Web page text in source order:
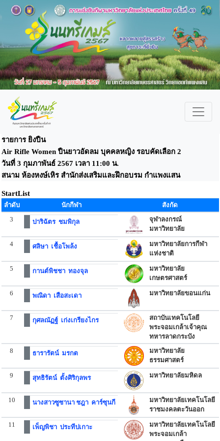
รายการ ยิงปืน
Air Rifle Women ปืนยาวอัดลม บุคคลหญิง รอบคัดเลือก 2
วันที่ 3 กุมภาพันธ์ 2567 เวลา 11:00 น.
สนาม ห้องหงษ์เหิร สำนักส่งเสริมและฝึกอบรม กำแพงแสน
StartList
ลำดับ นักกีฬา
สังกัด
3
ปาริฉัตร ชมพิกุล
จุฬาลงกรณ์
มหาวิทยาลัย
4 ศลิษา เชื้อโพล้ง
มหาวิทยาลัยการกีฬา
แห่งชาติ
5 กานต์พิชชา ทองจุล
มหาวิทยาลัย
เกษตรศาสตร์
6 พณิดา เสือสะเดา มหาวิทยาลัยขอนแก่น
7 กุศลณัฏฐ์ เก่งเกรียงไกร
สถาบันเทคโนโลยี
พระจอมเกล้าเจ้าคุณ
ทหารลาดกระบัง
8
ธารารัตน์ มรกต
มหาวิทยาลัย
ธรรมศาสตร์
9 สุทธิรัตน์ ตั้งศิริกุลพร มหาวิทยาลัยมหิดล
10 นางสาวซูซานา ชฎา คาร์ซุนกี
มหาวิทยาลัยเทคโนโลยี
ราชมงคลตะวันออก
11 เพ็ญพิชา ประทีปเกาะ
มหาวิทยาลัยเทคโนโลยี
พระจอมเกล้า